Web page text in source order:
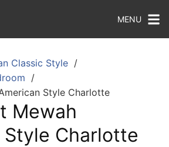
MENU
Classic Style
Style Charlotte
Mewah
Charlotte